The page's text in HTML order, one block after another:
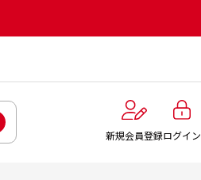
新規会員登録ログイン